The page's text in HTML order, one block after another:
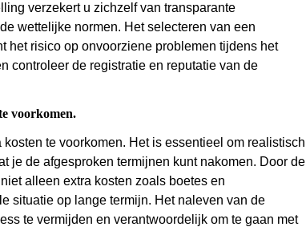
verzekert u zichzelf van transparante
wettelijke normen. Het selecteren van een
het risico op onvoorziene problemen tijdens het
controleer de registratie en reputatie van de
voorkomen.
te voorkomen. Het is essentieel om realistisch
je de afgesproken termijnen kunt nakomen. Door de
alleen extra kosten zoals boetes en
situatie op lange termijn. Het naleven van de
te vermijden en verantwoordelijk om te gaan met